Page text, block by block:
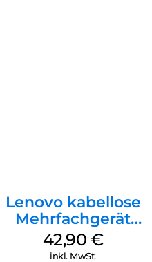
Lenovo kabellose
Mehrfachgerät
Luna Grey
42,90 €
inkl. MwSt.